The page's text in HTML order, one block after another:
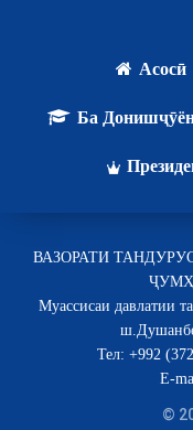
Асосӣ
Ба
ВАЗОРАТИ
Муассисаи давлатии
Тел: +992
E-
©